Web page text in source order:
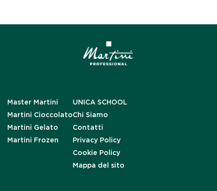
Master Martini
Martini Cioccolato
Martini Gelato
Martini Frozen
UNICA SCHOOL
Chi Siamo
Contatti
Privacy Policy
Cookie Policy
Mappa del sito